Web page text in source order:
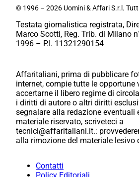
© 1996 – 2026 Uomini & Affari S.r.l.
Testata giornalistica registrata,
Marco Scotti, Reg. Trib. di Milano
1996 – P.I. 11321290154
Affaritaliani, prima di pubblicare
internet, compie tutte le opportune
accertarne il libero regime di
i diritti di autore o altri diritti
segnalare alla redazione eventuali
materiale riservato, scriveteci a
tecnici@affaritaliani.it.:
alla rimozione del materiale lesivo
Contatti